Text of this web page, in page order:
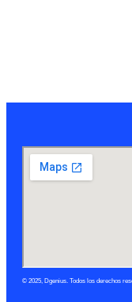
© 2025, Dgenius. Todos los derechos